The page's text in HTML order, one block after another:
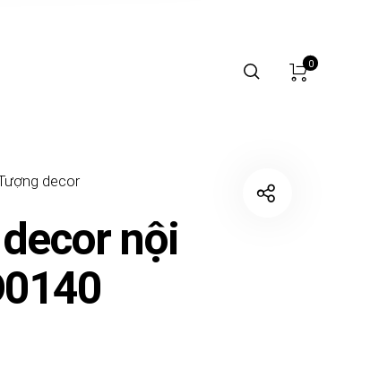
0
decor
nội